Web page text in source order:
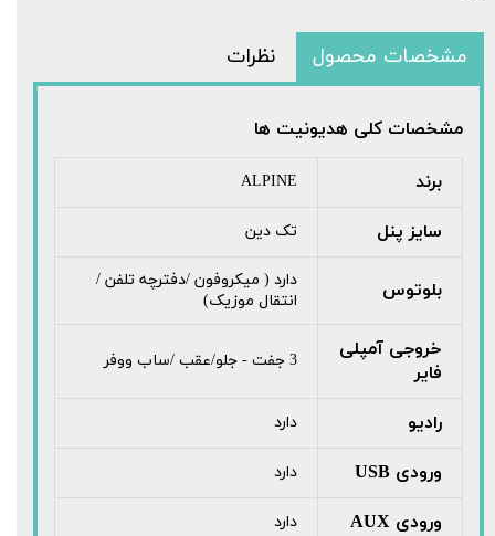
مشخصات محصول نظرات
مشخصات کلی هدیونیت ها
برند ALPINE
سایز پنل تک دین
بلوتوس
دارد ( میکروفون /دفترچه تلفن /
انتقال موزیک)
خروجی آمپلی
فایر
3 جفت - جلو/عقب /ساب ووفر
رادیو دارد
ورودی USB دارد
ورودی AUX دارد